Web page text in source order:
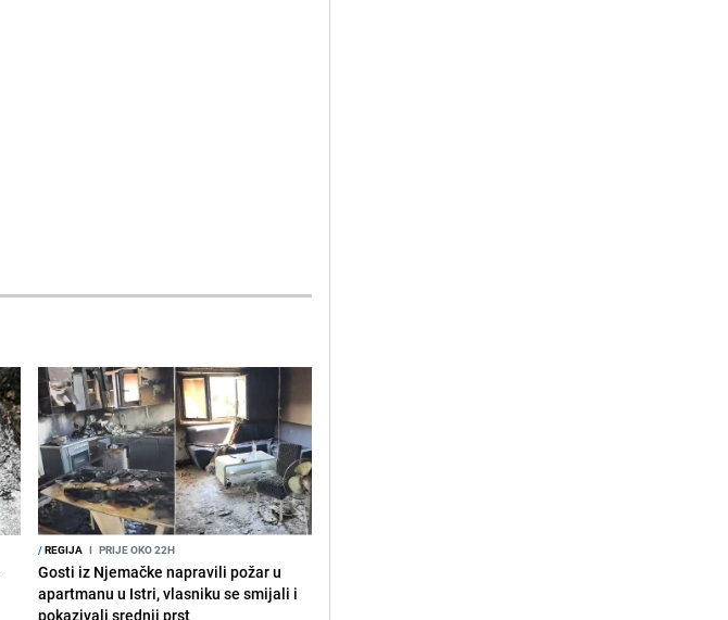
/REGIJA I PRIJE OKO 22H
Gosti iz Njemačke napravili požar u
apartmanu u Istri, vlasniku se smijali i
pokazivali srednji prst